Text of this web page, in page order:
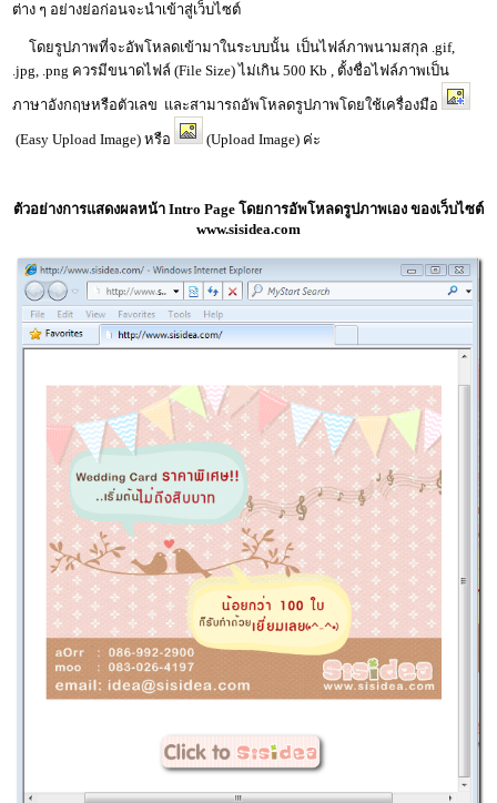
ต่าง ๆ อย่างย่อก่อนจะนำเข้าสู่เว็บไซต์
โดยรูปภาพที่จะอัพโหลดเข้ามาในระบบนั้น เป็นไฟล์ภาพนามสกุล .gif,
.jpg, .png ควรมีขนาดไฟล์ (File Size) ไม่เกิน 500 Kb , ตั้งชื่อไฟล์ภาพเป็น
ภาษาอังกฤษหรือตัวเลข และสามารถอัพโหลดรูปภาพโดยใช้เครื่องมือ
(Easy Upload Image) หรือ (Upload Image) ค่ะ
ตัวอย่างการแสดงผลหน้า Intro Page โดยการอัพโหลดรูปภาพเอง ของเว็บไซต์
www.sisidea.com